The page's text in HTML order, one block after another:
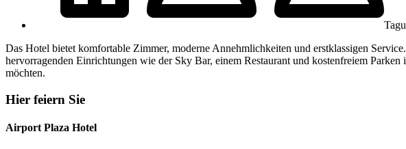
Das Hotel bietet komfortable Zimmer, moderne Annehmlichkeiten und erstklassigen
hervorragenden Einrichtungen wie der Sky Bar, einem Restaurant und kostenfreiem
möchten.
Hier feiern Sie
Airport Plaza Hotel